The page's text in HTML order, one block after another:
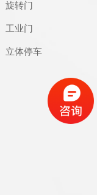
旋转门
工业门
立体停车